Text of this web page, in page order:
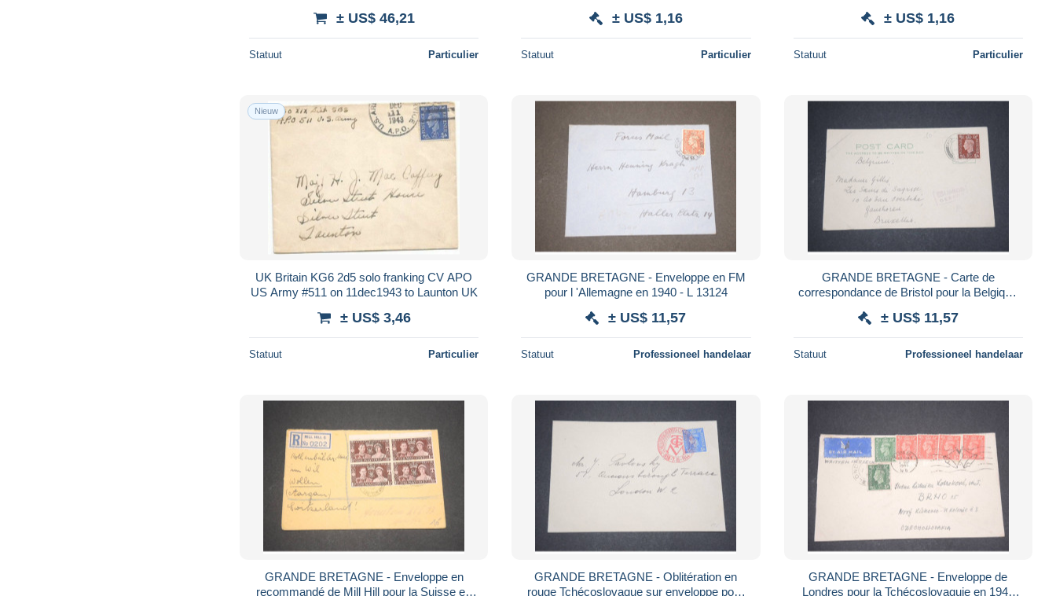
Philatel
± US$ 46,21
Statuut Particulier
± US$ 1,16
Statuut Particulier
± US$ 1,16
Statuut Particulier
Nieuw
UK Britain KG6 2d5 solo franking CV APO
US Army #511 on 11dec1943 to Launton UK
± US$ 3,46
Statuut Particulier
GRANDE BRETAGNE - Enveloppe en FM
pour l 'Allemagne en 1940 - L 13124
± US$ 11,57
Statuut Professioneel handelaar
GRANDE BRETAGNE - Carte de
correspondance de Bristol pour la Belgique
± US$ 11,57
Statuut Professioneel handelaar
GRANDE BRETAGNE - Enveloppe en
recommandé de Mill Hill pour la Suisse en
GRANDE BRETAGNE - Oblitération en
rouge Tchécoslovaque sur enveloppe pour
GRANDE BRETAGNE - Enveloppe de
Londres pour la Tchécoslovaquie en 1945